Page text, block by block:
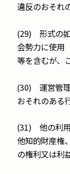
違反のおそれ
(29) 形式の如
会勢力に使用
等を含むが、
(30) 運営管理
おそれのある
(31) 他の利
他知的財産権
の権利又は利